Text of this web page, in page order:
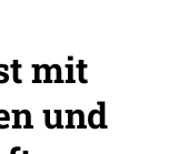
mit
und